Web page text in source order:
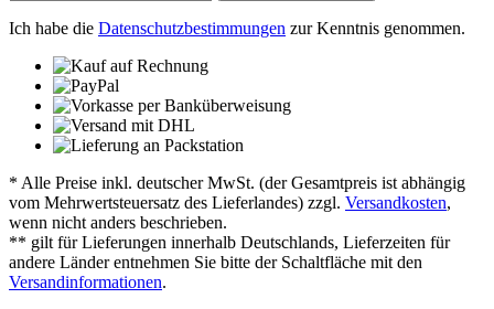
Ich habe die Datenschutzbestimmungen zur Kenntnis genommen.
* Alle Preise inkl. deutscher MwSt. (der Gesamtpreis ist abhängig
vom Mehrwertsteuersatz des Lieferlandes) zzgl. Versandkosten,
wenn nicht anders beschrieben.
** gilt für Lieferungen innerhalb Deutschlands, Lieferzeiten für
andere Länder entnehmen Sie bitte der Schaltfläche mit den
Versandinformationen.